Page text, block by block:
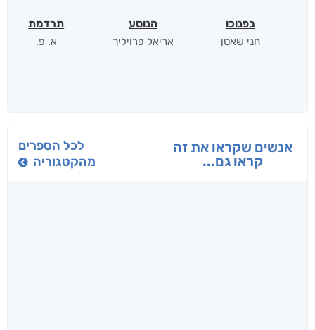
בפנוכו
חני שאטן
הנוסע
אריאל פרויליך
תרדמת
א. פ.
אנשים שקראו את זה
קראו גם...
לכל הספרים
מהקטגוריה